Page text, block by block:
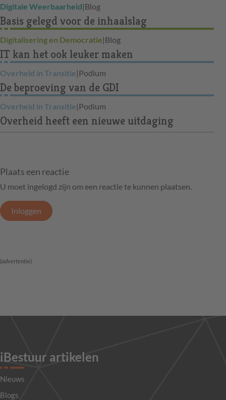
Digitale Weerbaarheid|Blog
Basis gelegd voor de inhaalslag
Digitalisering en Democratie|Blog
IT kan het ook leuker maken
Overheid in Transitie|Podium
De beproeving van de GDI
Overheid in Transitie|Podium
Overheid heeft een nieuwe uitdaging
Plaats een reactie
U moet ingelogd zijn om een reactie te kunnen plaatsen.
Inloggen
(advertentie)
iBestuur artikelen
Nieuws
Blogs